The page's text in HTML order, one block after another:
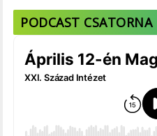
PODCAST CSATORNA